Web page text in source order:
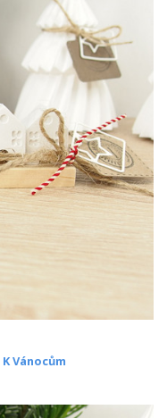
K Vánocům